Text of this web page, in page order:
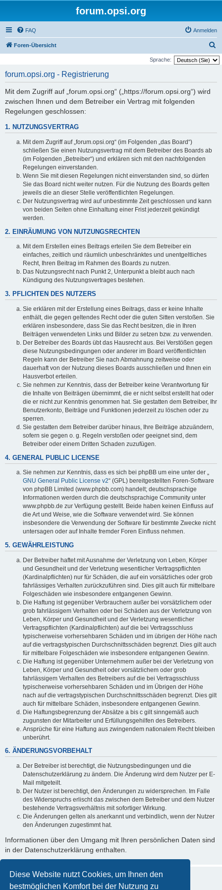
Diese Website nutzt Cookies, um Ihnen den
bestmöglichen Komfort bei der Nutzung zu
forum.opsi.org
FAQ Anmelden
Foren-Übersicht
u
Sprache:
forum.opsi.org - Registrierung
Mit dem Zugriff auf „forum.opsi.org“ („https://forum.opsi.org“) wird
zwischen Ihnen und dem Betreiber ein Vertrag mit folgenden
Regelungen geschlossen:
1. NUTZUNGSVERTRAG
Mit dem Zugriff auf „forum.opsi.org“ (im Folgenden „das Board“)
schließen Sie einen Nutzungsvertrag mit dem Betreiber des Boards ab
(im Folgenden „Betreiber“) und erklären sich mit den nachfolgenden
Regelungen einverstanden.
Wenn Sie mit diesen Regelungen nicht einverstanden sind, so dürfen
Sie das Board nicht weiter nutzen. Für die Nutzung des Boards gelten
jeweils die an dieser Stelle veröffentlichten Regelungen.
Der Nutzungsvertrag wird auf unbestimmte Zeit geschlossen und kann
von beiden Seiten ohne Einhaltung einer Frist jederzeit gekündigt
werden.
2. EINRÄUMUNG VON NUTZUNGSRECHTEN
Mit dem Erstellen eines Beitrags erteilen Sie dem Betreiber ein
einfaches, zeitlich und räumlich unbeschränktes und unentgeltliches
Recht, Ihren Beitrag im Rahmen des Boards zu nutzen.
Das Nutzungsrecht nach Punkt 2, Unterpunkt a bleibt auch nach
Kündigung des Nutzungsvertrages bestehen.
3. PFLICHTEN DES NUTZERS
Sie erklären mit der Erstellung eines Beitrags, dass er keine Inhalte
enthält, die gegen geltendes Recht oder die guten Sitten verstoßen. Sie
erklären insbesondere, dass Sie das Recht besitzen, die in Ihren
Beiträgen verwendeten Links und Bilder zu setzen bzw. zu verwenden.
Der Betreiber des Boards übt das Hausrecht aus. Bei Verstößen gegen
diese Nutzungsbedingungen oder anderer im Board veröffentlichten
Regeln kann der Betreiber Sie nach Abmahnung zeitweise oder
dauerhaft von der Nutzung dieses Boards ausschließen und Ihnen ein
Hausverbot erteilen.
Sie nehmen zur Kenntnis, dass der Betreiber keine Verantwortung für
die Inhalte von Beiträgen übernimmt, die er nicht selbst erstellt hat oder
die er nicht zur Kenntnis genommen hat. Sie gestatten dem Betreiber, Ihr
Benutzerkonto, Beiträge und Funktionen jederzeit zu löschen oder zu
sperren.
Sie gestatten dem Betreiber darüber hinaus, Ihre Beiträge abzuändern,
sofern sie gegen o. g. Regeln verstoßen oder geeignet sind, dem
Betreiber oder einem Dritten Schaden zuzufügen.
4. GENERAL PUBLIC LICENSE
Sie nehmen zur Kenntnis, dass es sich bei phpBB um eine unter der „
GNU General Public License v2“ (GPL) bereitgestellten Foren-Software
von phpBB Limited (www.phpbb.com) handelt; deutschsprachige
Informationen werden durch die deutschsprachige Community unter
www.phpbb.de zur Verfügung gestellt. Beide haben keinen Einfluss auf
die Art und Weise, wie die Software verwendet wird. Sie können
insbesondere die Verwendung der Software für bestimmte Zwecke nicht
untersagen oder auf Inhalte fremder Foren Einfluss nehmen.
5. GEWÄHRLEISTUNG
Der Betreiber haftet mit Ausnahme der Verletzung von Leben, Körper
und Gesundheit und der Verletzung wesentlicher Vertragspflichten
(Kardinalpflichten) nur für Schäden, die auf ein vorsätzliches oder grob
fahrlässiges Verhalten zurückzuführen sind. Dies gilt auch für mittelbare
Folgeschäden wie insbesondere entgangenen Gewinn.
Die Haftung ist gegenüber Verbrauchern außer bei vorsätzlichem oder
grob fahrlässigem Verhalten oder bei Schäden aus der Verletzung von
Leben, Körper und Gesundheit und der Verletzung wesentlicher
Vertragspflichten (Kardinalpflichten) auf die bei Vertragsschluss
typischerweise vorhersehbaren Schäden und im übrigen der Höhe nach
auf die vertragstypischen Durchschnittsschäden begrenzt. Dies gilt auch
für mittelbare Folgeschäden wie insbesondere entgangenen Gewinn.
Die Haftung ist gegenüber Unternehmern außer bei der Verletzung von
Leben, Körper und Gesundheit oder vorsätzlichem oder grob
fahrlässigem Verhalten des Betreibers auf die bei Vertragsschluss
typischerweise vorhersehbaren Schäden und im Übrigen der Höhe
nach auf die vertragstypischen Durchschnittsschäden begrenzt. Dies gilt
auch für mittelbare Schäden, insbesondere entgangenen Gewinn.
Die Haftungsbegrenzung der Absätze a bis c gilt sinngemäß auch
zugunsten der Mitarbeiter und Erfüllungsgehilfen des Betreibers.
Ansprüche für eine Haftung aus zwingendem nationalem Recht bleiben
unberührt.
6. ÄNDERUNGSVORBEHALT
Der Betreiber ist berechtigt, die Nutzungsbedingungen und die
Datenschutzerklärung zu ändern. Die Änderung wird dem Nutzer per E-
Mail mitgeteilt.
Der Nutzer ist berechtigt, den Änderungen zu widersprechen. Im Falle
des Widerspruchs erlischt das zwischen dem Betreiber und dem Nutzer
bestehende Vertragsverhältnis mit sofortiger Wirkung.
Die Änderungen gelten als anerkannt und verbindlich, wenn der Nutzer
den Änderungen zugestimmt hat.
Informationen über den Umgang mit Ihren persönlichen Daten sind
in der Datenschutzerklärung enthalten.